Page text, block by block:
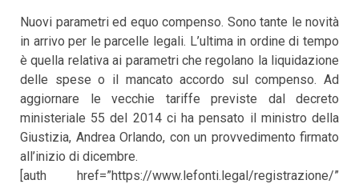
Nuovi parametri ed equo compenso. Sono tante le novità
in arrivo per le parcelle legali. L’ultima in ordine di tempo
è quella relativa ai parametri che regolano la liquidazione
delle spese o il mancato accordo sul compenso. Ad
aggiornare le vecchie tariffe previste dal decreto
ministeriale 55 del 2014 ci ha pensato il ministro della
Giustizia, Andrea Orlando, con un provvedimento firmato
all’inizio di dicembre.
[auth href=”https://www.lefonti.legal/registrazione/”